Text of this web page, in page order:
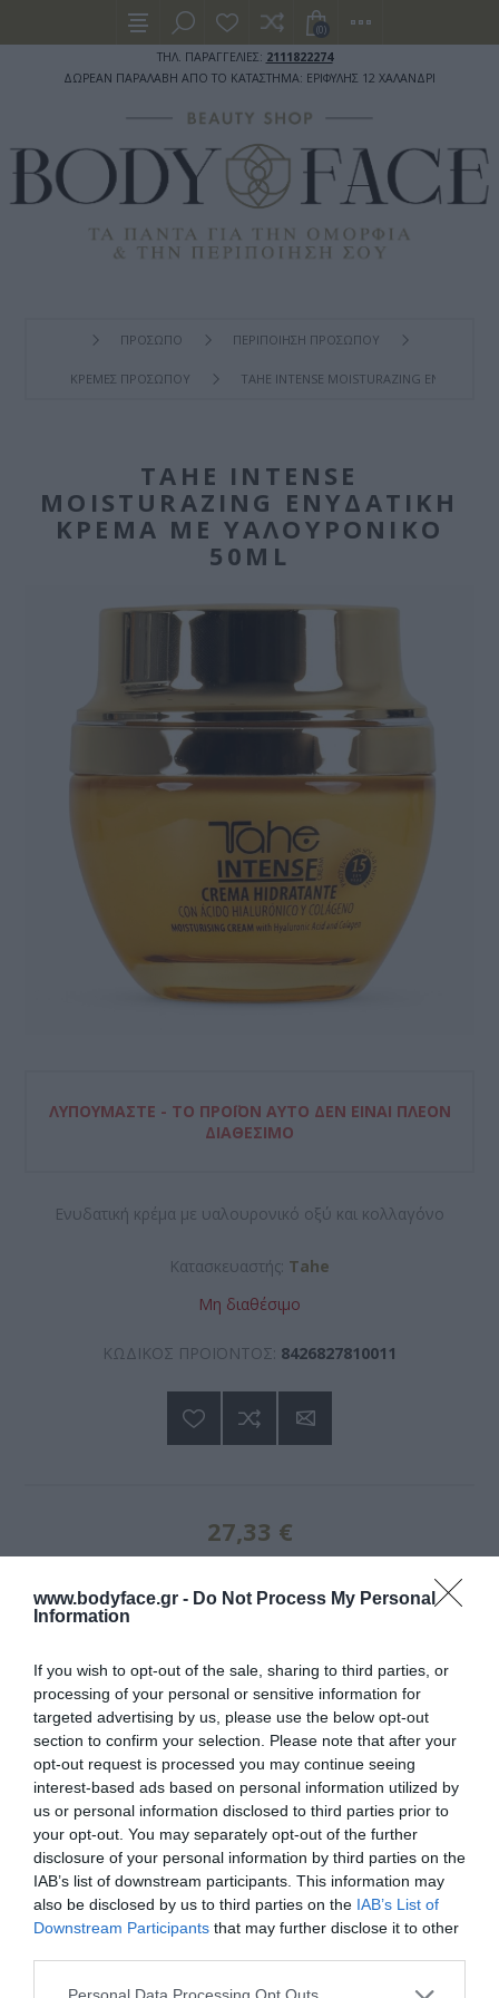
www.bodyface.gr - Do Not Process My Personal
Information
If you wish to opt-out of the sale, sharing to third parties, or
processing of your personal or sensitive information for
targeted advertising by us, please use the below opt-out
section to confirm your selection. Please note that after your
opt-out request is processed you may continue seeing
interest-based ads based on personal information utilized by
us or personal information disclosed to third parties prior to
your opt-out. You may separately opt-out of the further
disclosure of your personal information by third parties on the
IAB’s list of downstream participants. This information may
also be disclosed by us to third parties on the IAB’s List of
Downstream Participants that may further disclose it to other
Please note that this website/app uses one or more Google
ΤΗΛ. ΠΑΡΑΓΓΕΛΙΕΣ: 2111822274
ΔΩΡΕΑΝ ΠΑΡΑΛΑΒΗ ΑΠΟ ΤΟ ΚΑΤΑΣΤΗΜΑ: ΕΡΙΦΥΛΗΣ 12 ΧΑΛΑΝΔΡΙ
(0)
ΠΡΟΣΩΠΟ ΠΕΡΙΠΟΙΗΣΗ ΠΡΟΣΩΠΟΥ
ΚΡΕΜΕΣ ΠΡΟΣΩΠΟΥ TAHE INTENSE MOISTURAZING
TAHE INTENSE
MOISTURAZING ΕΝΥΔΑΤΙΚΉ
ΚΡΈΜΑ ΜΕ ΥΑΛΟΥΡΟΝΙΚΌ
50ML
ΛΥΠΟΎΜΑΣΤΕ - ΤΟ ΠΡΟΪΌΝ ΑΥΤΌ ΔΕΝ ΕΊΝΑΙ ΠΛΈΟΝ
ΔΙΑΘΈΣΙΜΟ
Ενυδατική κρέμα με υαλουρονικό οξύ και κολλαγόνο
Κατασκευαστής: Tahe
Μη διαθέσιμο
ΚΩΔΙΚΟΣ ΠΡΟΪΟΝΤΟΣ: 8426827810011
27,33 €
Πληροφορίες Προϊόντος:
Ενυδατική κρέμα με υαλουρονικό οξύ και κολλαγόνο. Καινοτόμα
φόρμουλα για ενυδάτωση και θρέψη, με απαλή, βελούδινη υφή
εμπνευσμένη από τη γενετική του δέρματος. Η τεχνολογία της INTENSE
βοηθάει τις ρυτίδες του δέρματος να ανακτήσουν την αντίσταση τους
στον χρόνο, ενεργοποιώντας ξανά την φυσική ικανότητα ανάπλασης
του δέρματος.